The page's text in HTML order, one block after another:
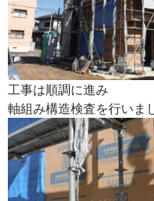
工事は順調に進み
軸組み構造検査を行いま